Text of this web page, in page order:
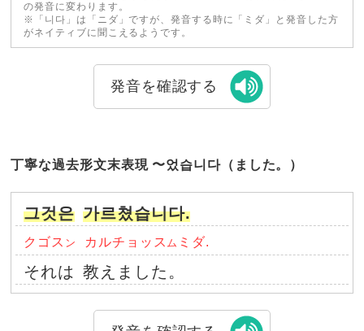
の発音に変わります。
※「니다」は「ニダ」ですが、発音する時に「ミダ」と発音した方
がネイティブに聞こえるようです。
発音を確認する
丁寧な過去形文末表現 〜었습니다（ました。）
그것은 가르쳤습니다.
クゴス ン カルチョッス ム ミダ.
それは 教えました。